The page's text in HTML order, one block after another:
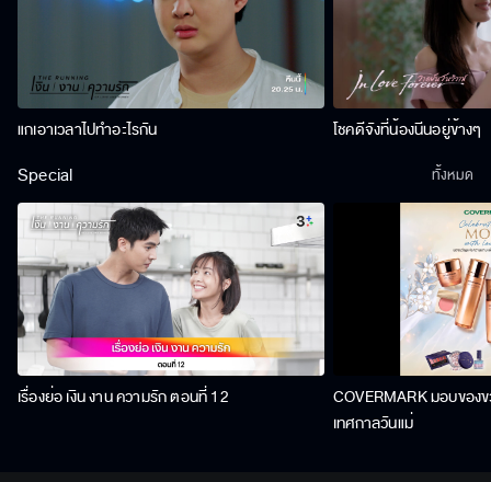
แกเอาเวลาไปทำอะไรกัน โชคดีจังที่น้องนีนอยู่ข้างๆ
Special
เรื่องย่อ เงิน งาน ความรัก ตอนที่ 12
COVERMARK มอบขอ
เทศกาลวันแม่
ทั้งหมด